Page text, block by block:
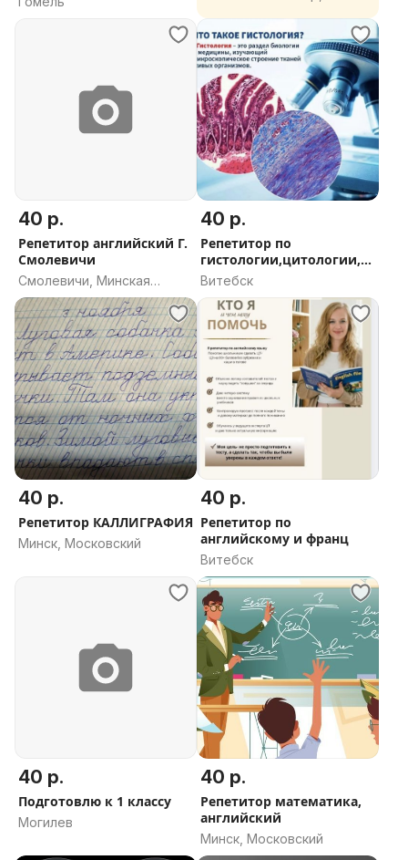
40 р.
Репетитор английский Г.
Смолевичи
Смолевичи, Минская
область
40 р.
Репетитор по
гистологии,цитологии,
эмбриологии
Витебск
40 р.
Репетитор КАЛЛИГРАФИЯ
Минск, Московский
40 р.
Репетитор по
английскому и франц
Витебск
40 р.
Подготовлю к 1 классу
Могилев
40 р.
Репетитор математика,
английский
Минск, Московский